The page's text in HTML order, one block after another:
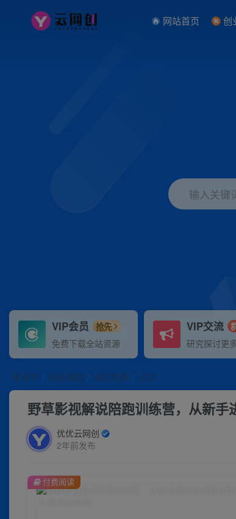
网站首页 创
输入关键
VIP会员 抢先
免费下载全站资源
VIP交流
首页 创业课程 会员免费 正文
野草影视解说陪跑训练营，从新手
优优云网创
2年前发布
付费阅读